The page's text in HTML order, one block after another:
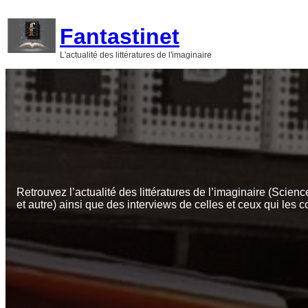
contenu
Fantastinet
L'actualité des littératures de l'imaginaire
Retrouvez l’actualité des littératures de l’imaginaire
et autre) ainsi que des interviews de celles et ceux qui les